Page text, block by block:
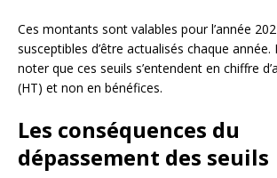
Ces montants sont valables pour l’année
susceptibles d’être actualisés chaque
noter que ces seuils s’entendent en chiffre
(HT) et non en bénéfices.
Les conséquences du
dépassement des seuils